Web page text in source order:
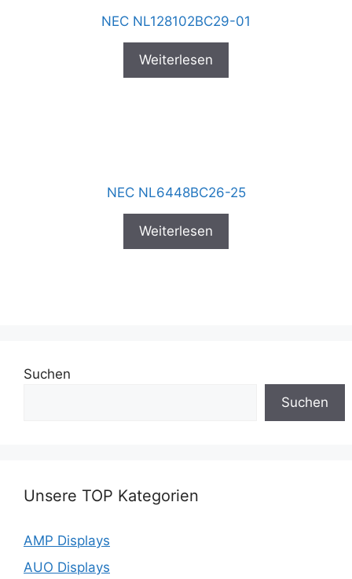
NEC NL128102BC29-01
Weiterlesen
NEC NL6448BC26-25
Weiterlesen
Suchen
Suchen
Unsere TOP Kategorien
AMP Displays
AUO Displays